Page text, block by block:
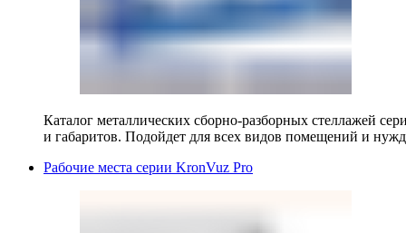
Каталог металлических сборно-разборных стеллажей
и габаритов. Подойдет для всех видов помещений и
Рабочие места серии KronVuz Pro